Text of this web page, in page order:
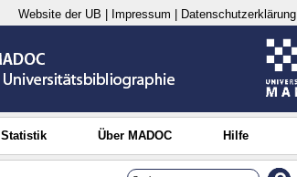
Website der UB Impressum Datenschutzerklärung
Statistik Über MADOC Hilfe